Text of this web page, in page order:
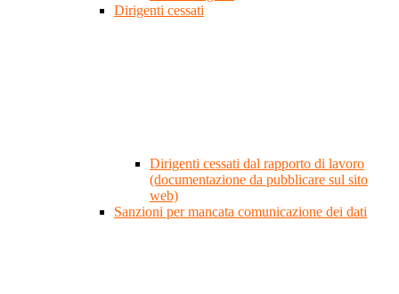
Dirigenti cessati
Dirigenti cessati dal rapporto di lavoro
(documentazione da pubblicare sul sito
web)
Sanzioni per mancata comunicazione dei dati